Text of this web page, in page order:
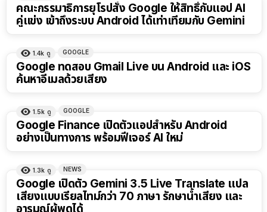
คณะกรรมาธิการยุโรปสั่ง Google ให้สิทธิ์กับแอป AI
คู่แข่ง เข้าถึงระบบ Android ได้เท่าเทียมกับ Gemini
1.4k ดู GOOGLE
Google ทดสอบ Gmail Live บน Android และ iOS
ค้นหาอีเมลด้วยเสียง
1.5k ดู GOOGLE
Google Finance เปิดตัวแอปสำหรับ Android
อย่างเป็นทางการ พร้อมฟีเจอร์ AI ใหม่
1.3k ดู NEWS
Google เปิดตัว Gemini 3.5 Live Translate แปล
เสียงแบบเรียลไทม์กว่า 70 ภาษา รักษาน้ำเสียง และ
อารมณ์ผู้พูดได้